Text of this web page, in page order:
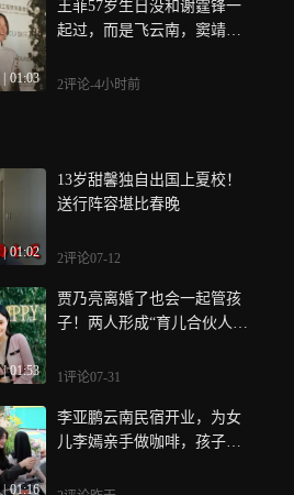
01:03
王菲57岁生日没和谢霆锋一
起过，而是飞云南，窦靖童
2评论-4小时前
| 01:02
13岁甜馨独自出国上夏校！
送行阵容堪比春晚
2评论07-12
| 01:53
贾乃亮离婚了也会一起管孩
子！两人形成“育儿合伙人”
的爱
1评论07-31
| 01:16
李亚鹏云南民宿开业，为女
儿李嫣亲手做咖啡，孩子长